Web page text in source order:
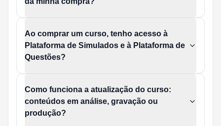
Ao comprar um curso, tenho acesso à
Plataforma de Simulados e à Plataforma de
Questões?
Como funciona a atualização do curso:
conteúdos em análise, gravação ou
produção?